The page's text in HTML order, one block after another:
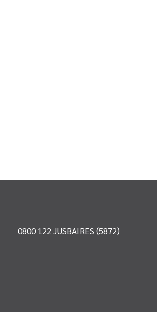
0800 122 JUSBAIRES (5872)